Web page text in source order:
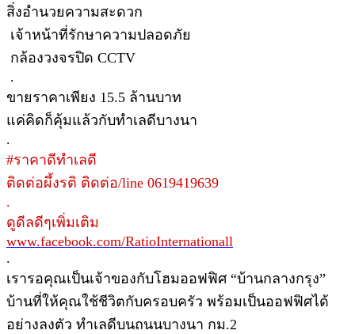
สิ่งอำนวยความสะดวก
เจ้าหน้าที่รักษาความปลอดภัย
กล้องวงจรปิด CCTV
.
ขายราคาเพียง 15.5 ล้านบาท
แค่คิดก็คุ้มแล้วกับทำเลดีบางนา
.
#ราคาดีทำเลดี
ติดต่อผึ้งรติ ติดต่อ/line 0619419639
.
ดูดีลดีๆเพิ่มเติม
www.facebook.com/RatioInternationall
.
เรารอคุณเป็นเจ้าของกับโฮมออฟฟิศ “บ้านกลางกรุง”
บ้านที่ให้คุณใช้ชีวิตกับครอบครัว พร้อมเป็นออฟฟิศได้
อย่างลงตัว ทำเลดีบนถนนบางนา กม.2